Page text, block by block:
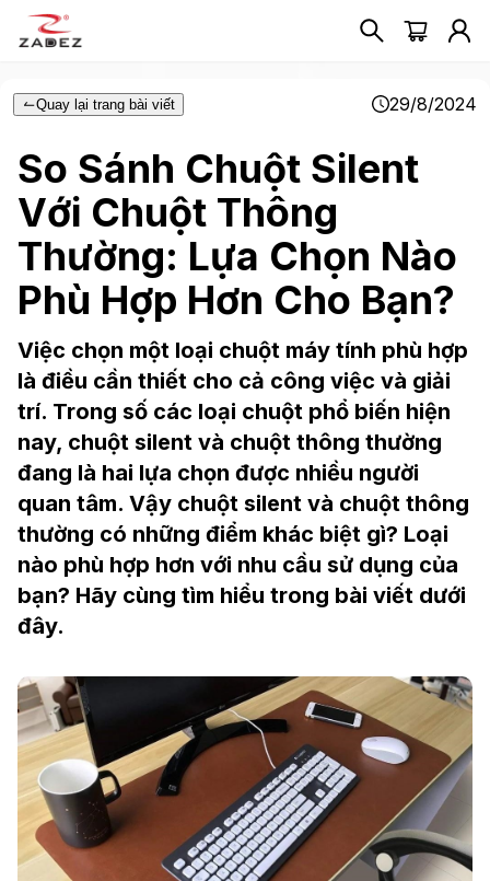
Quay lại trang bài viết 29/8/2024
So Sánh Chuột Silent
Với Chuột Thông
Thường: Lựa Chọn Nào
Phù Hợp Hơn Cho Bạn?
Việc chọn một loại chuột máy tính phù hợp
là điều cần thiết cho cả công việc và giải
trí. Trong số các loại chuột phổ biến hiện
nay, chuột silent và chuột thông thường
đang là hai lựa chọn được nhiều người
quan tâm. Vậy chuột silent và chuột thông
thường có những điểm khác biệt gì? Loại
nào phù hợp hơn với nhu cầu sử dụng của
bạn? Hãy cùng tìm hiểu trong bài viết dưới
đây.